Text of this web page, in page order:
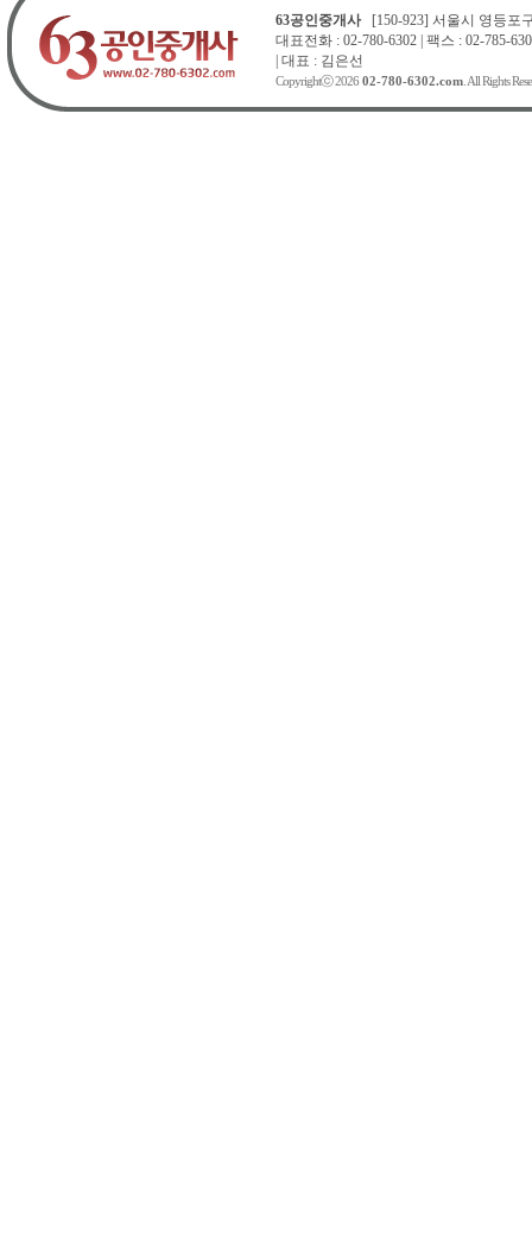
63공인중개사[150-923] 서울시 영등포
대표전화 : 02-780-6302 | 팩스 : 02-785-
| 대표 : 김은선
Copyrightⓒ 2026 02-780-6302.com. All Rights